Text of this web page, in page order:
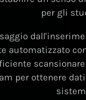
per gli
automatizzato
per ottenere